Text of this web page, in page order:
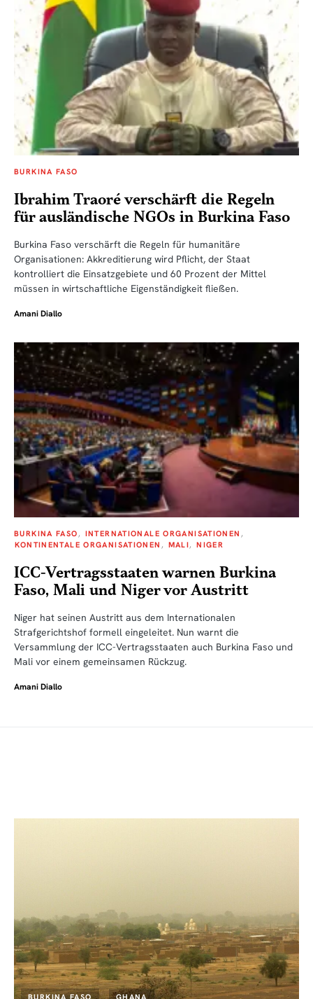
BURKINA FASO
Ibrahim Traoré verschärft die Regeln
für ausländische NGOs in Burkina Faso
Burkina Faso verschärft die Regeln für humanitäre
Organisationen: Akkreditierung wird Pflicht, der Staat
kontrolliert die Einsatzgebiete und 60 Prozent der Mittel
müssen in wirtschaftliche Eigenständigkeit fließen.
Amani Diallo
BURKINA FASO
INTERNATIONALE ORGANISATIONEN
KONTINENTALE ORGANISATIONEN
MALI NIGER
ICC-Vertragsstaaten warnen Burkina
Faso, Mali und Niger vor Austritt
Niger hat seinen Austritt aus dem Internationalen
Strafgerichtshof formell eingeleitet. Nun warnt die
Versammlung der ICC-Vertragsstaaten auch Burkina Faso und
Mali vor einem gemeinsamen Rückzug.
Amani Diallo
BURKINA FASO GHANA